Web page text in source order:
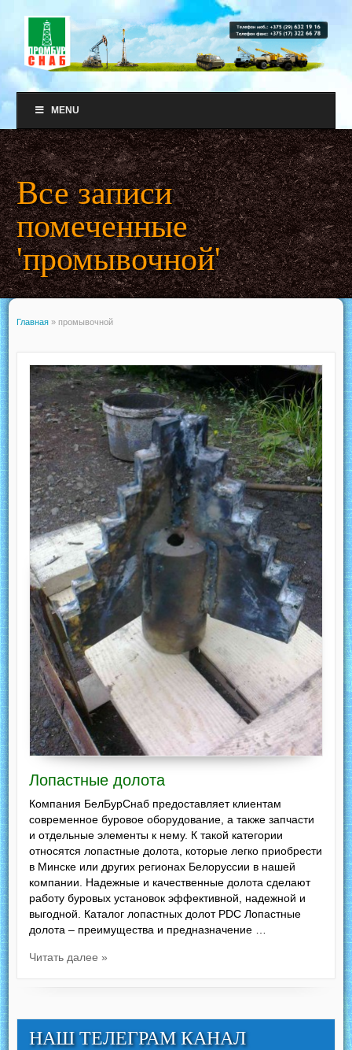
MENU
Все записи
помеченные
'промывочной'
Главная » промывочной
Лопастные долота
Компания БелБурСнаб предоставляет клиентам
современное буровое оборудование, а также запчасти
и отдельные элементы к нему. К такой категории
относятся лопастные долота, которые легко приобрести
в Минске или других регионах Белоруссии в нашей
компании. Надежные и качественные долота сделают
работу буровых установок эффективной, надежной и
выгодной. Каталог лопастных долот PDC Лопастные
долота – преимущества и предназначение …
Читать далее »
НАШ ТЕЛЕГРАМ КАНАЛ